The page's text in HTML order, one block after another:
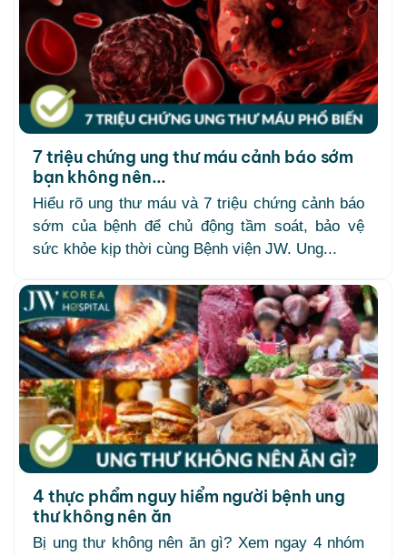
7 triệu chứng ung thư máu cảnh báo sớm
bạn không nên...
Hiểu rõ ung thư máu và 7 triệu chứng cảnh báo
sớm của bệnh để chủ động tầm soát, bảo vệ
sức khỏe kịp thời cùng Bệnh viện JW. Ung...
4 thực phẩm nguy hiểm người bệnh ung
thư không nên ăn
Bị ung thư không nên ăn gì? Xem ngay 4 nhóm